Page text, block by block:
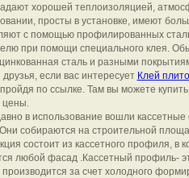
хорошей теплоизоляцией,
просты в установке, имеют
с помощью профилированных
при помощи специального клея.
сталь и разными
друзья, если вас интересует Клей
по ссылке. Там вы можете
цены.
в использование вошли
собираются на строительной
состоит из кассетного профиля, в
любой фасад .Кассетный профиль-
производится за счет холодного